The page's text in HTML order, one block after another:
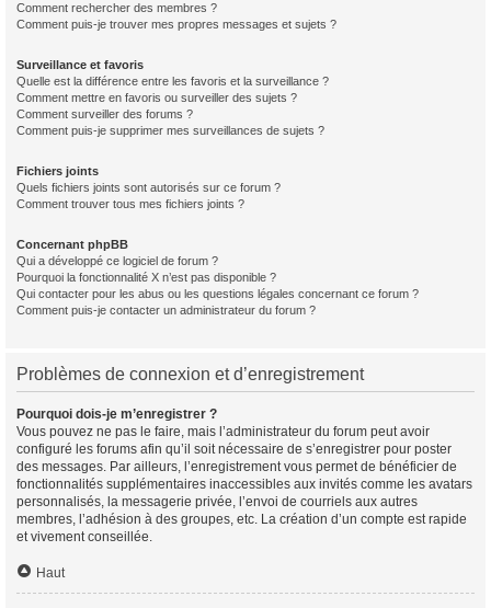
Comment rechercher des membres ?
Comment puis-je trouver mes propres messages et sujets ?
Surveillance et favoris
Quelle est la différence entre les favoris et la surveillance ?
Comment mettre en favoris ou surveiller des sujets ?
Comment surveiller des forums ?
Comment puis-je supprimer mes surveillances de sujets ?
Fichiers joints
Quels fichiers joints sont autorisés sur ce forum ?
Comment trouver tous mes fichiers joints ?
Concernant phpBB
Qui a développé ce logiciel de forum ?
Pourquoi la fonctionnalité X n’est pas disponible ?
Qui contacter pour les abus ou les questions légales concernant ce forum ?
Comment puis-je contacter un administrateur du forum ?
Problèmes de connexion et d’enregistrement
Pourquoi dois-je m’enregistrer ?
Vous pouvez ne pas le faire, mais l’administrateur du forum peut avoir
configuré les forums afin qu’il soit nécessaire de s’enregistrer pour poster
des messages. Par ailleurs, l’enregistrement vous permet de bénéficier de
fonctionnalités supplémentaires inaccessibles aux invités comme les avatars
personnalisés, la messagerie privée, l’envoi de courriels aux autres
membres, l’adhésion à des groupes, etc. La création d’un compte est rapide
et vivement conseillée.
Haut